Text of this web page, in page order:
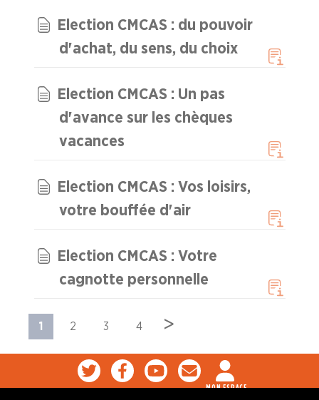
Election CMCAS : du pouvoir
d'achat, du sens, du choix
Election CMCAS : Un pas
d'avance sur les chèques
vacances
Election CMCAS : Vos loisirs,
votre bouffée d'air
Election CMCAS : Votre
cagnotte personnelle
1 2 3 4 >
MON ESPACE